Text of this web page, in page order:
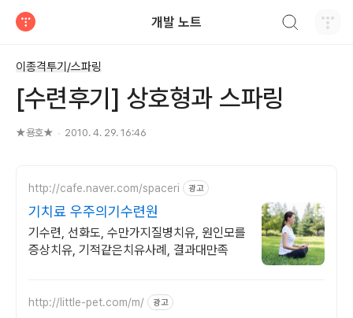
개발 노트
이종격투기/스파링
[수련후기] 상호형과 스파링
★용호★ 2010. 4. 29. 16:46
http://cafe.naver.com/spaceri 광고
기치료 우주의기수련원
기수련, 선화도, 수만가지질병치유, 원인모를
증상치유, 기적같은치유사례, 결과대만족
http://little-pet.com/m/ 광고